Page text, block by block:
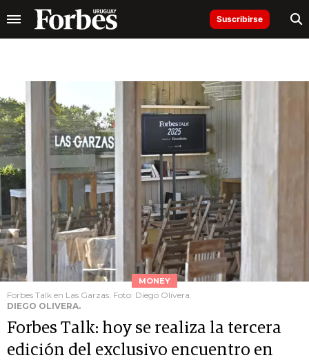
Suscribirse
MONEY
Forbes Talk en Las Garzas. Foto: Diego Olivera.
DIEGO OLIVERA.
Forbes Talk: hoy se realiza la tercera
edición del exclusivo encuentro en